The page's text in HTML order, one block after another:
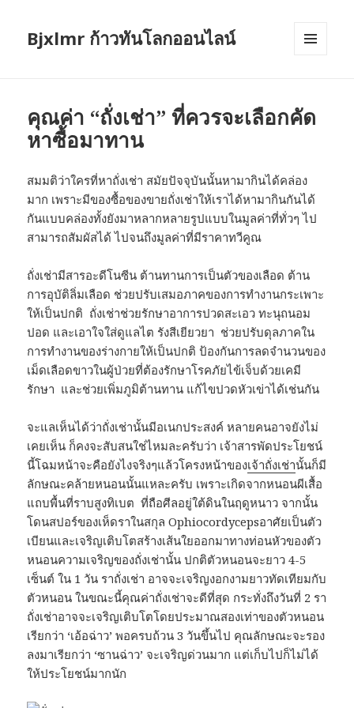
Bjxlmr ก้าวทันโลกออนไลน์
คุณค่า “ถั่งเช่า” ที่ควรจะเลือกคัด
หาซื้อมาทาน
สมมติว่าใครที่หาถั่งเช่า สมัยปัจจุบันนั้นหามากินได้คล่อง
มาก เพราะมีของซื้อของขายถั่งเช่าให้เราได้หามากินกันได้
กันแบบคล่องทั้งยังมาหลากหลายรูปแบบในมูลค่าที่ทั่วๆ ไป
สามารถสัมผัสได้ ไปจนถึงมูลค่าที่มีราคาทวีคูณ
ถั่งเช่ามีสารอะดีโนซีน ต้านทานการเป็นตัวของเลือด ต้าน
การอุบัติลิ่มเลือด ช่วยปรับเสมอภาคของการทำงานกระเพาะ
ให้เป็นปกติ ถั่งเช่าช่วยรักษาอาการปวดสะเอว ทะนุถนอม
ปอด และเอาใจใส่ดูแลไต รังสีเยียวยา ช่วยปรับดุลภาคใน
การทำงานของร่างกายให้เป็นปกติ ป้องกันการลดจำนวนของ
เม็ดเลือดขาวในผู้ป่วยที่ต้องรักษาโรคภัยไข้เจ็บด้วยเคมี
รักษา และช่วยเพิ่มภูมิต้านทาน แก้ไขปวดหัวเข่าได้เช่นกัน
จะแลเห็นได้ว่าถั่งเช่านั้นมีอเนกประสงค์ หลายคนอาจยังไม่
เคยเห็น ก็คงจะสับสนใช่ไหมละครับว่า เจ้าสารพัดประโยชน์
นี้โฉมหน้าจะคือยังไงจริงๆแล้วโครงหน้าของเจ้าถั่งเช่านั้นก็มี
ลักษณะคล้ายหนอนนั้นแหละครับ เพราะเกิดจากหนอนผีเสื้อ
แถบพื้นที่ราบสูงทิเบต ที่ถือศีลอยู่ใต้ดินในฤดูหนาว จากนั้น
โดนสปอร์ของเห็ดราในสกุล Ophiocordycepsอาศัยเป็นตัว
เบียนและเจริญเติบโตสร้างเส้นใยออกมาทางท่อนหัวของตัว
หนอนความเจริญของถั่งเช่านั้น ปกติตัวหนอนจะยาว 4-5
เซ็นต์ ใน 1 วัน ราถั่งเช่า อาจจะเจริญงอกงามยาวทัดเทียมกับ
ตัวหนอน ในขณะนี้คุณค่าถั่งเช่าจะดีที่สุด กระทั่งถึงวันที่ 2 รา
ถั่งเช่าอาจจะเจริญเติบโตโดยประมาณสองเท่าของตัวหนอน
เรียกว่า ‘เอ้อฉ่าว’ พอครบถ้วน 3 วันขึ้นไป คุณลักษณะจะรอง
ลงมาเรียกว่า ‘ซานฉ่าว’ จะเจริญด่วนมาก แต่เก็บไปก็ไม่ได้
ให้ประโยชน์มากนัก